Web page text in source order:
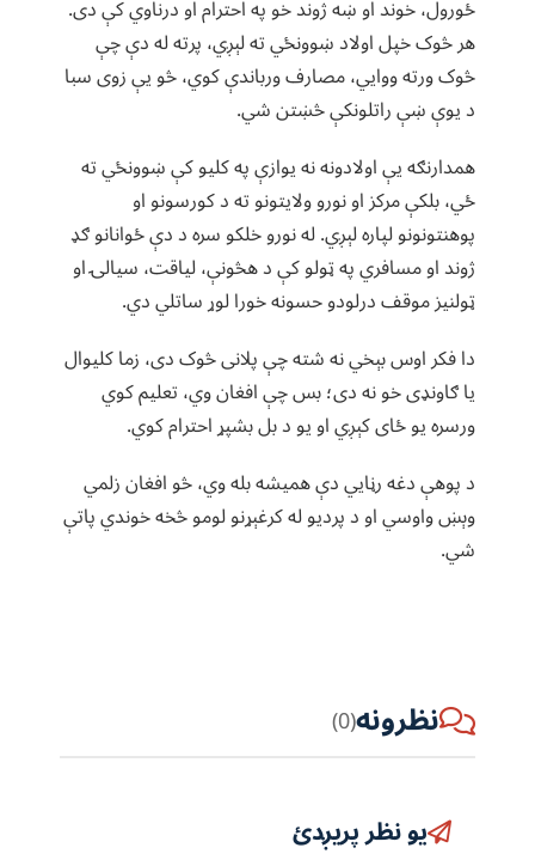
ځورول، خوند او ښه ژوند خو په احترام او درناوي کې دی.
هر څوک خپل اولاد ښوونځي ته لېږي، پرته له دې چې
څوک ورته ووایي، مصارف ورباندې کوي، څو یې زوی سبا
د یوې ښې راتلونکې څښتن شي.
همدارنګه یې اولادونه نه یوازې په کلیو کې ښوونځي ته
ځي، بلکې مرکز او نورو ولایتونو ته د کورسونو او
پوهنتونونو لپاره لېږي. له نورو خلکو سره د دې ځوانانو ګډ
ژوند او مسافري په ټولو کې د هڅونې، لیاقت، سیالۍ او
ټولنیز موقف درلودو حسونه خورا لوړ ساتلي دي.
دا فکر اوس بېخي نه شته چې پلانی څوک دی، زما کلیوال
یا ګاونډی خو نه دی؛ بس چې افغان وي، تعلیم کوي
ورسره یو ځای کېږي او یو د بل بشپړ احترام کوي.
د پوهې دغه رڼایي دې همیشه بله وي، څو افغان زلمي
وېښ واوسي او د پردیو له کرغېړنو لومو څخه خوندي پاتې
شي.
نظرونه(0)
یو نظر پریږدئ